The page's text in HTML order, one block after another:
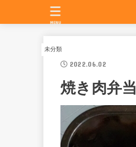
MENU
未分類
2022.06.02
焼き肉弁当